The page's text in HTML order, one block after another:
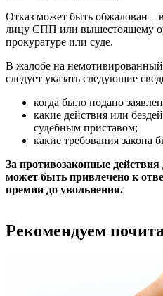
Отказ может быть обжалован
лицу СПП или вышестоящему
прокуратуре или суде.
В жалобе на немотивированный
следует указать следующие
когда было подано
какие действия или
судебным приставом;
какие требования закона
За противозаконные
может быть привлечено к
премии до увольнения.
Рекомендуем